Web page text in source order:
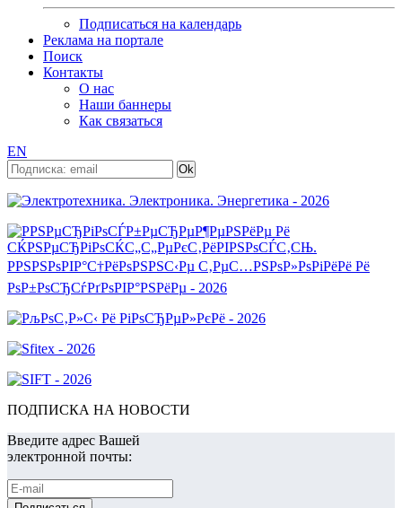
Подписаться на календарь
Реклама на портале
Поиск
Контакты
О нас
Наши баннеры
Как связаться
EN
ПОДПИСКА НА НОВОСТИ
Введите адрес Вашей
электронной почты: